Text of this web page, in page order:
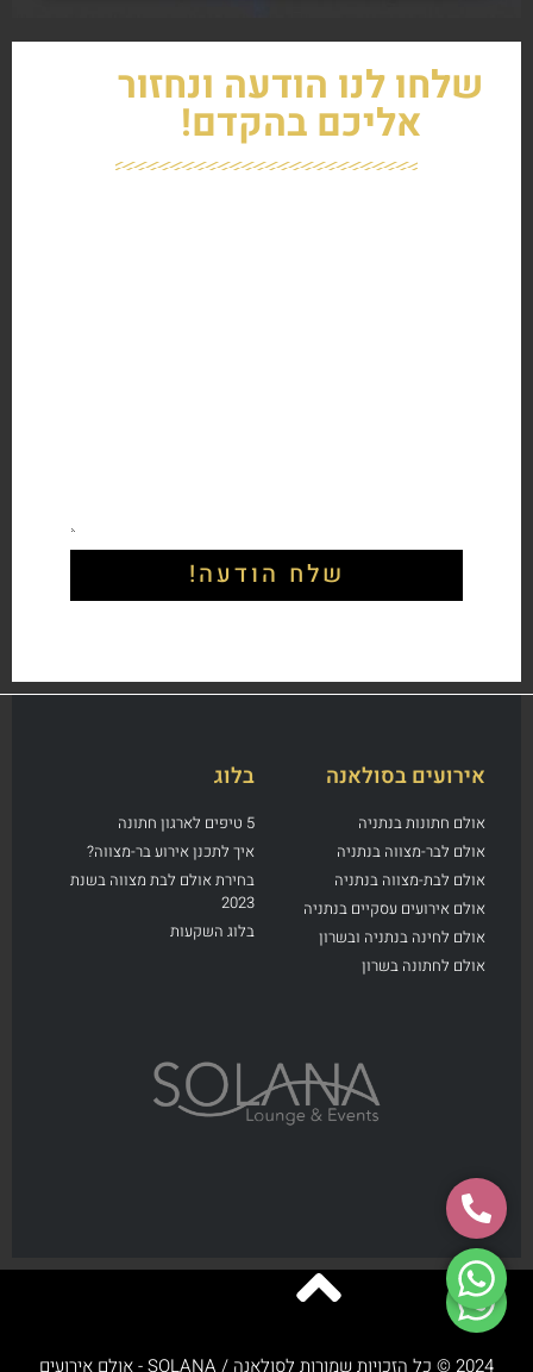
שלחו לנו הודעה ונחזור
אליכם בהקדם!
שלח הודעה!
אירועים בסולאנה
אולם חתונות בנתניה
אולם לבר-מצווה בנתניה
אולם לבת-מצווה בנתניה
אולם אירועים עסקיים בנתניה
אולם לחינה בנתניה ובשרון
אולם לחתונה בשרון
בלוג
5 טיפים לארגון חתונה
איך לתכנן אירוע בר-מצווה?
בחירת אולם לבת מצווה בשנת
2023
בלוג השקעות
2024 © כל הזכויות שמורות לסולאנה / SOLANA - אולם אירועים